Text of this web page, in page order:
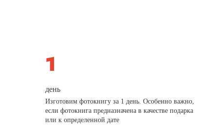
день
Изготовим фотокнигу за 1 день. Особенно важно,
если фотокнига предназначена в качестве подарка
или к определенной дате